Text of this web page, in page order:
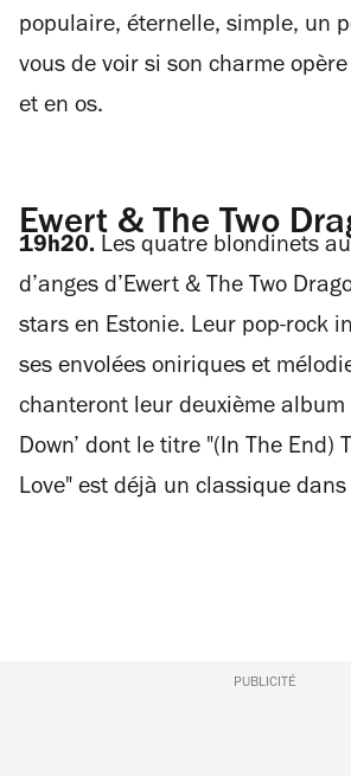
populaire, éternelle, simple, un
vous de voir si son charme
et en os.
Ewert & The Two
19h20. Les quatre blondinets
d’anges d’Ewert & The Two
stars en Estonie. Leur pop-rock
ses envolées oniriques et
chanteront leur deuxième album
Down’ dont le titre "(In The End)
Love" est déjà un classique
PUBLICITÉ